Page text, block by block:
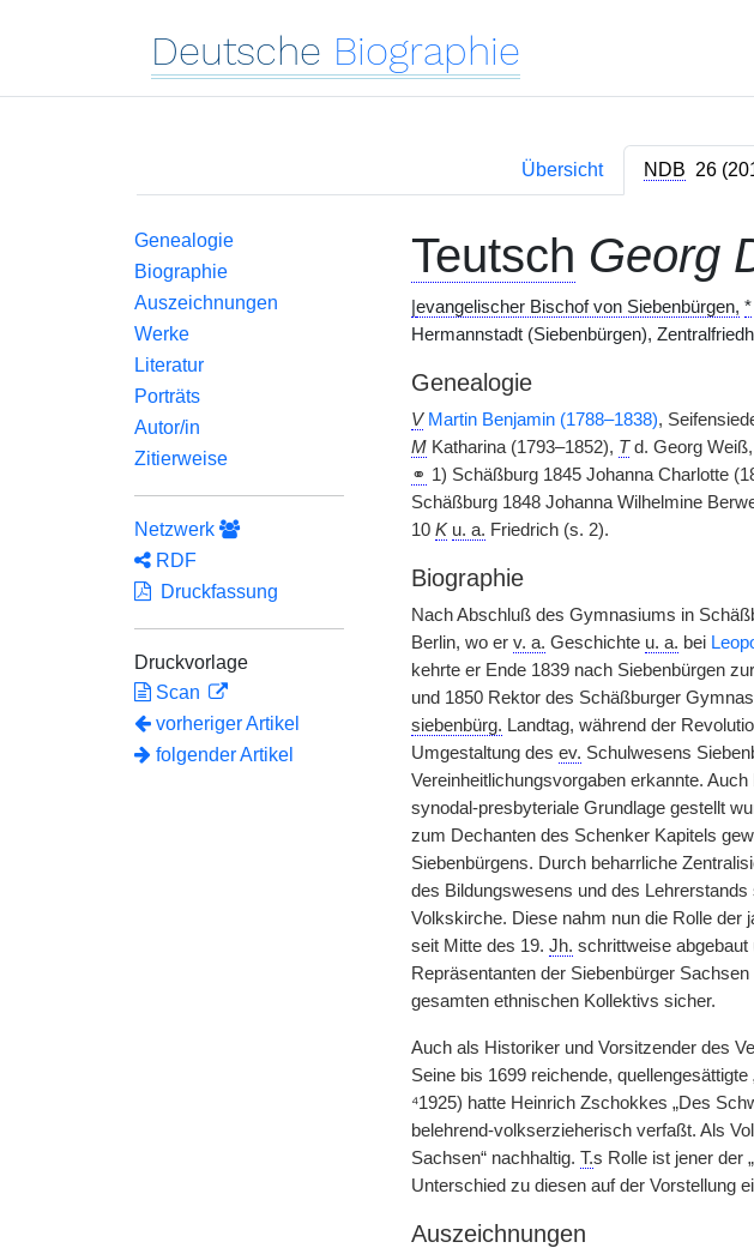
Deutsche Biographie
Übersicht NDB 26
Genealogie
Biographie
Auszeichnungen
Werke
Literatur
Porträts
Autor/in
Zitierweise
Netzwerk
RDF
Druckfassung
Druckvorlage
Scan
vorheriger Artikel
folgender Artikel
Teutsch Georg
evangelischer Bischof von Siebenbürgen, *
Hermannstadt (Siebenbürgen),
Genealogie
V Martin Benjamin (1788–1838),
MKatharina (1793–1852), Td. Georg Weiß,
⚭ 1) Schäßburg 1845 Johanna Charlotte
Schäßburg 1848 Johanna Wilhelmine
10 K u. a. Friedrich (s. 2).
Biographie
Nach Abschluß des Gymnasiums in
Berlin, wo er v. a. Geschichte u. a. bei
kehrte er Ende 1839 nach Siebenbürgen
und 1850 Rektor des Schäßburger
siebenbürg. Landtag, während der
Umgestaltung des ev. Schulwesens
Vereinheitlichungsvorgaben erkannte.
synodal-presbyteriale Grundlage gestellt
zum Dechanten des Schenker Kapitels
Siebenbürgens. Durch beharrliche
des Bildungswesens und des
Volkskirche. Diese nahm nun die Rolle der
seit Mitte des 19. Jh. schrittweise abgebaut
Repräsentanten der Siebenbürger
gesamten ethnischen Kollektivs sicher.
Auch als Historiker und Vorsitzender des
Seine bis 1699 reichende,
⁴1925) hatte Heinrich Zschokkes „Des
belehrend-volkserzieherisch verfaßt. Als
Sachsen“ nachhaltig. T.s Rolle ist jener der
Unterschied zu diesen auf der Vorstellung
Auszeichnungen